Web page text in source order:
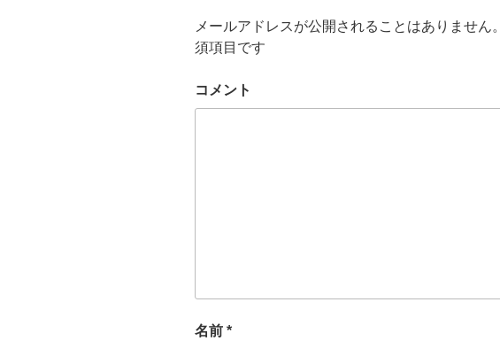
メールアドレスが公開されることはありません。
須項目です
コメント
名前 *